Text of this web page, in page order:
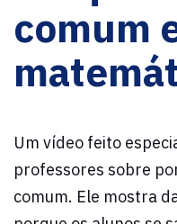
comum
Um vídeo feito
professores sobre
comum. Ele mostra